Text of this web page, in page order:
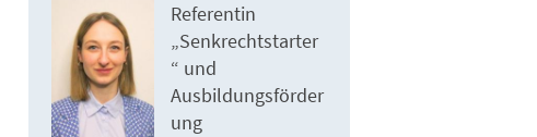
Referentin
„Senkrechtstarter
“ und
Ausbildungsförder
ung